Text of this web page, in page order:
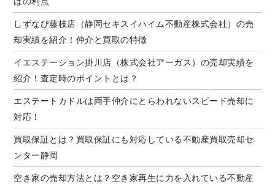
しずなび藤枝店（静岡セキスイハイム不動産株式会社）の売
却実績を紹介！仲介と買取の特徴
イエステーション掛川店（株式会社アーガス）の売却実績を
紹介！査定時のポイントとは？
エステートカドルは両手仲介にとらわれないスピード売却に
対応！
買取保証とは？買取保証にも対応している不動産買取売却セ
ンター静岡
空き家の売却方法とは？空き家再生に力を入れている不動産